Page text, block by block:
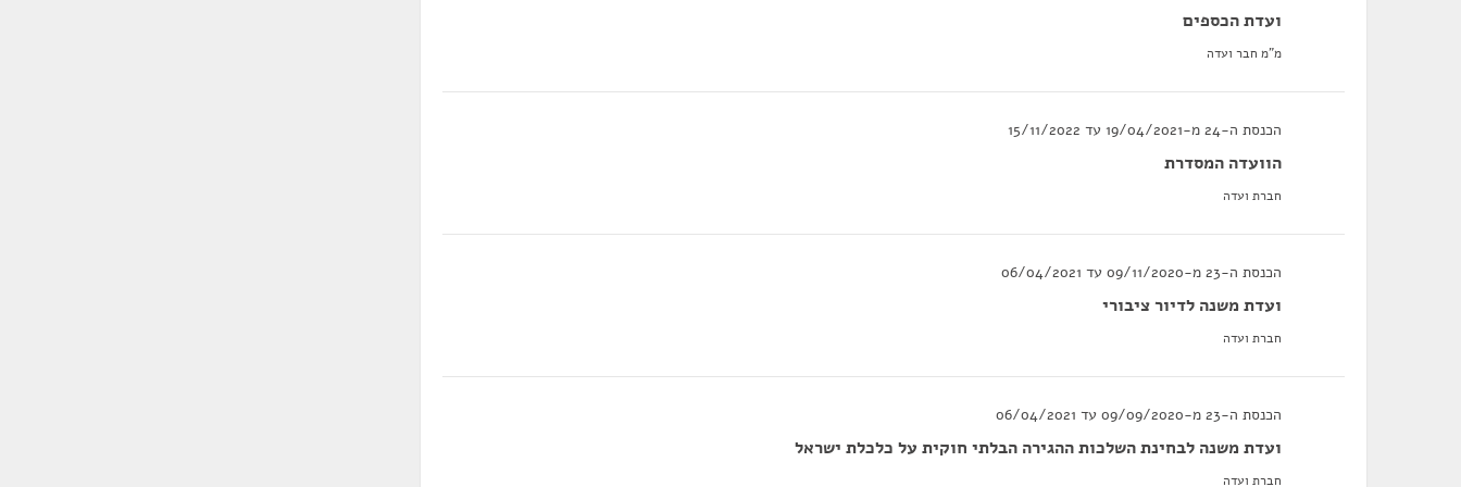
ועדת הכספים
מ"מ חבר ועדה
הכנסת ה-24 מ-19/04/2021 עד 15/11/2022
הוועדה המסדרת
חברת ועדה
הכנסת ה-23 מ-09/11/2020 עד 06/04/2021
ועדת משנה לדיור ציבורי
חברת ועדה
הכנסת ה-23 מ-09/09/2020 עד 06/04/2021
ועדת משנה לבחינת השלכות ההגירה הבלתי חוקית על כלכלת ישראל
חברת ועדה